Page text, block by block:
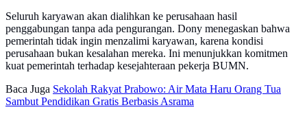
Seluruh karyawan akan dialihkan ke perusahaan hasil
penggabungan tanpa ada pengurangan. Dony menegaskan bahwa
pemerintah tidak ingin menzalimi karyawan, karena kondisi
perusahaan bukan kesalahan mereka. Ini menunjukkan komitmen
kuat pemerintah terhadap kesejahteraan pekerja BUMN.
Baca Juga Sekolah Rakyat Prabowo: Air Mata Haru Orang Tua
Sambut Pendidikan Gratis Berbasis Asrama